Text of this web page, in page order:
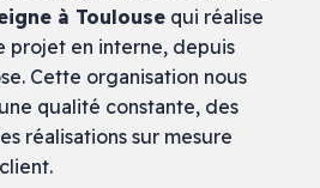
à Toulousequi réalise
projet en interne, depuis
Cette organisation nous
qualité constante, des
réalisations sur mesure